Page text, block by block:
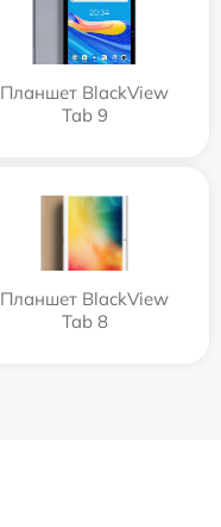
Планшет BlackView
Tab 9
Планшет BlackView
Tab 8